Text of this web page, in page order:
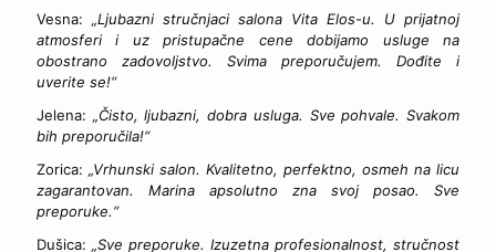
Vesna: „Ljubazni stručnjaci salona Vita Elos-u. U prijatnoj
atmosferi i uz pristupačne cene dobijamo usluge na
obostrano zadovoljstvo. Svima preporučujem. Dođite i
uverite se!“
Jelena: „Čisto, ljubazni, dobra usluga. Sve pohvale. Svakom
bih preporučila!“
Zorica: „Vrhunski salon. Kvalitetno, perfektno, osmeh na licu
zagarantovan. Marina apsolutno zna svoj posao. Sve
preporuke.“
Dušica: „Sve preporuke. Izuzetna profesionalnost, stručnost